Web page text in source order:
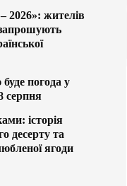
2026»: жителів
погода у
серпня
історія
десерту та
ягоди